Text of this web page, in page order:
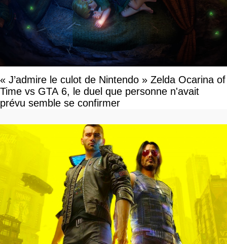
« J’admire le culot de Nintendo » Zelda Ocarina of
Time vs GTA 6, le duel que personne n'avait
prévu semble se confirmer